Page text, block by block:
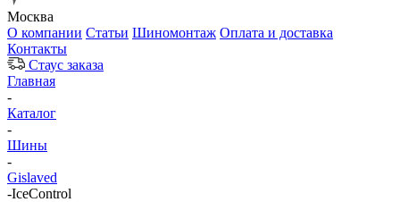
Москва
О компании Статьи Шиномонтаж Оплата и доставка
Контакты
Стаус заказа
Главная
-
Каталог
-
Шины
-
Gislaved
-IceControl